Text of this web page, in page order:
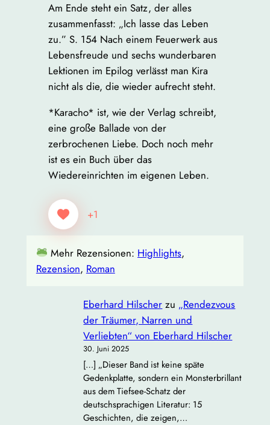
Am Ende steht ein Satz, der alles
zusammenfasst: „Ich lasse das Leben
zu.” S. 154 Nach einem Feuerwerk aus
Lebensfreude und sechs wunderbaren
Lektionen im Epilog verlässt man Kira
nicht als die, die wieder aufrecht steht.
*Karacho* ist, wie der Verlag schreibt,
eine große Ballade von der
zerbrochenen Liebe. Doch noch mehr
ist es ein Buch über das
Wiedereinrichten im eigenen Leben.
+1
Mehr Rezensionen: Highlights
Rezension, Roman
Eberhard Hilscher zu „Rendezvous
der Träumer, Narren und
Verliebten“ von Eberhard Hilscher
30. Juni 2025
[…] „Dieser Band ist keine späte
Gedenkplatte, sondern ein Monsterbrillant
aus dem Tiefsee‐Schatz der
deutschsprachigen Literatur: 15
Geschichten, die zeigen,…